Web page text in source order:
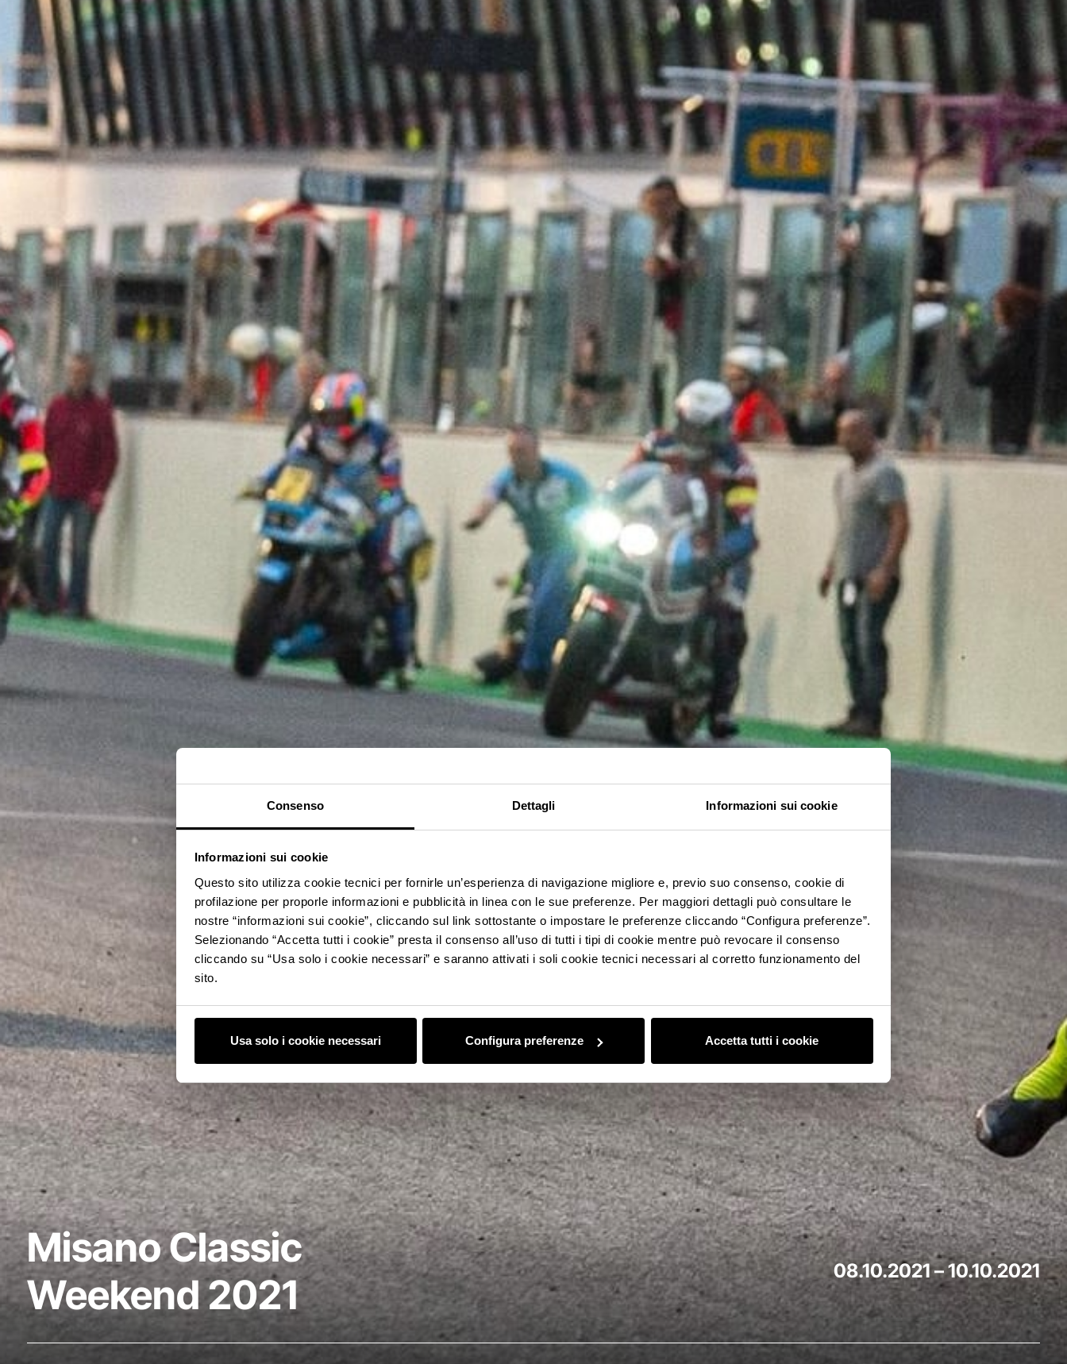
Consenso Dettagli Informazioni sui cookie
Informazioni sui cookie
Questo sito utilizza cookie tecnici per fornirle un’esperienza di navigazione migliore e, previo suo consenso, cookie di
profilazione per proporle informazioni e pubblicità in linea con le sue preferenze. Per maggiori dettagli può consultare le
nostre “informazioni sui cookie”, cliccando sul link sottostante o impostare le preferenze cliccando “Configura preferenze”.
Selezionando “Accetta tutti i cookie” presta il consenso all’uso di tutti i tipi di cookie mentre può revocare il consenso
cliccando su “Usa solo i cookie necessari” e saranno attivati i soli cookie tecnici necessari al corretto funzionamento del
sito.
Usa solo i cookie necessari Configura preferenze Accetta tutti i cookie
Misano Classic
Weekend 2021
08.10.2021–10.10.2021